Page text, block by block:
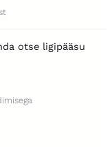
otse ligipääsu